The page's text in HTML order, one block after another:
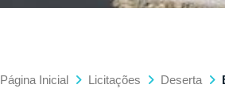
Página Inicial Licitações Deserta